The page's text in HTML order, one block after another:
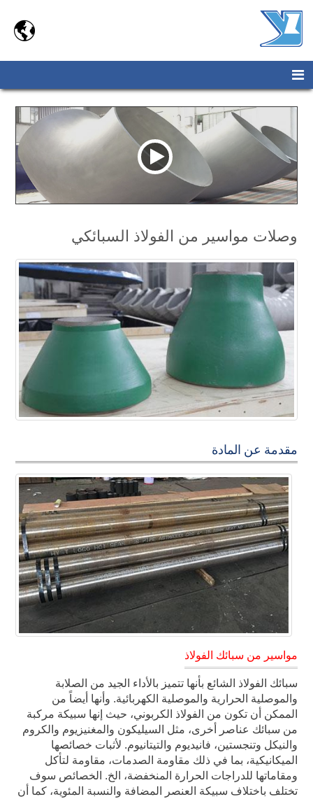

وصلات مواسير من الفولاذ السبائكي
مقدمة عن المادة
مواسير من سبائك الفولاذ
سبائك الفولاذ الشائع بأنها تتميز بالأداء الجيد من الصلابة
والموصلية الحرارية والموصلية الكهربائية. وأنها أيضاً من
الممكن أن تكون من الفولاذ الكربوني، حيث إنها سبيكة مركبة
من سبائك عناصر أخرى، مثل السيليكون والمغنيزيوم والكروم
والنيكل وتنجستين، فانيديوم والتيتانيوم. لأثبات خصائصها
الميكانيكية، بما في ذلك مقاومة الصدمات، مقاومة لتأكل
ومقاماتها للدراجات الحرارة المنخفضة، الخ. الخصائص سوف
تختلف باختلاف سبيكة العنصر المضافة والنسبة المئوية، كما أن